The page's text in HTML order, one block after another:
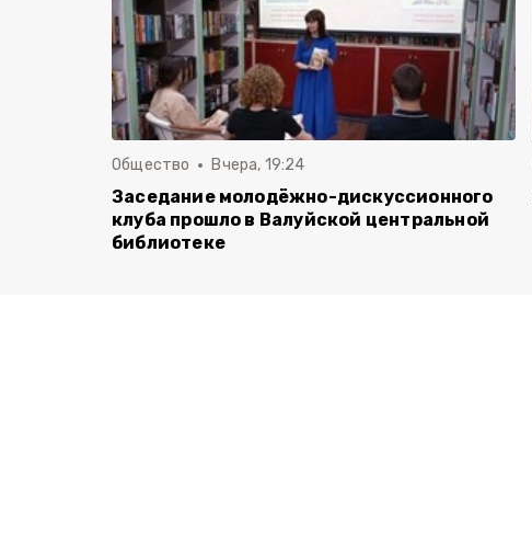
Общество Вчера, 19:24
Заседание молодёжно-дискуссионного
клуба прошло в Валуйской центральной
библиотеке